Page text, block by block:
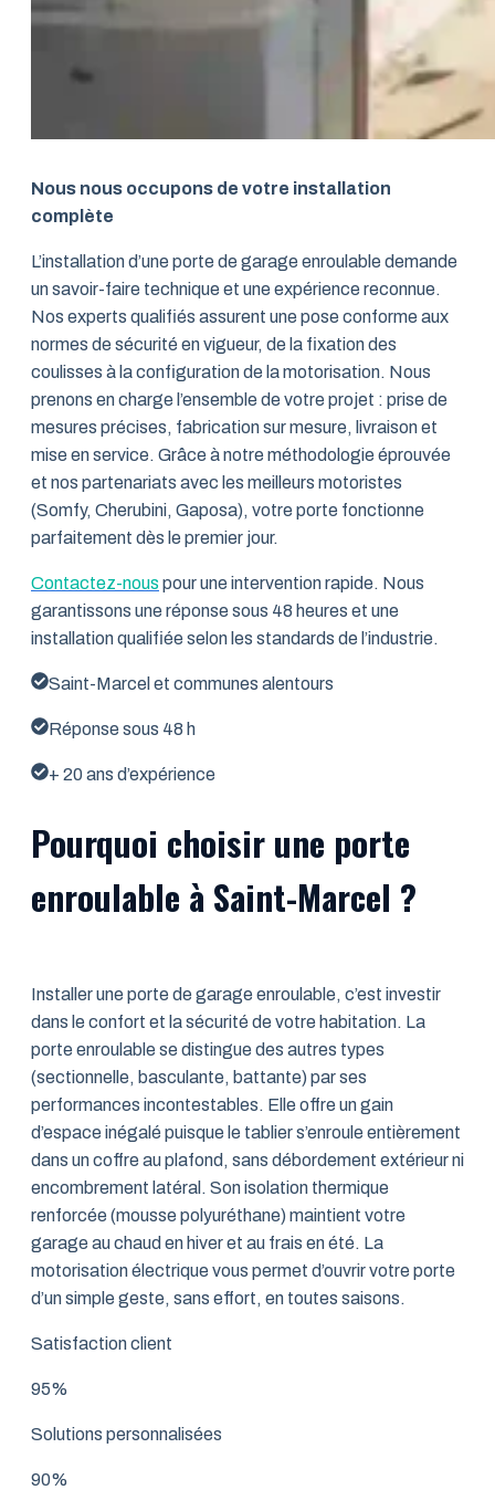
Nous nous occupons de votre installation
complète
L’installation d’une porte de garage enroulable demande
un savoir-faire technique et une expérience reconnue.
Nos experts qualifiés assurent une pose conforme aux
normes de sécurité en vigueur, de la fixation des
coulisses à la configuration de la motorisation. Nous
prenons en charge l’ensemble de votre projet : prise de
mesures précises, fabrication sur mesure, livraison et
mise en service. Grâce à notre méthodologie éprouvée
et nos partenariats avec les meilleurs motoristes
(Somfy, Cherubini, Gaposa), votre porte fonctionne
parfaitement dès le premier jour.
Contactez-nous pour une intervention rapide. Nous
garantissons une réponse sous 48 heures et une
installation qualifiée selon les standards de l’industrie.
Saint-Marcel et communes alentours
Réponse sous 48 h
+ 20 ans d’expérience
Pourquoi choisir une porte
enroulable à Saint-Marcel ?
Installer une porte de garage enroulable, c’est investir
dans le confort et la sécurité de votre habitation. La
porte enroulable se distingue des autres types
(sectionnelle, basculante, battante) par ses
performances incontestables. Elle offre un gain
d’espace inégalé puisque le tablier s’enroule entièrement
dans un coffre au plafond, sans débordement extérieur ni
encombrement latéral. Son isolation thermique
renforcée (mousse polyuréthane) maintient votre
garage au chaud en hiver et au frais en été. La
motorisation électrique vous permet d’ouvrir votre porte
d’un simple geste, sans effort, en toutes saisons.
Satisfaction client
95%
Solutions personnalisées
90%